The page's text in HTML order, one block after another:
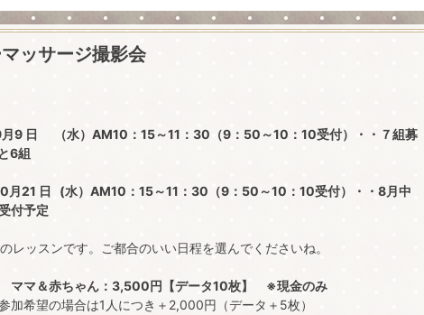
ッサージ撮影会
9 日 （水）AM10：15～11：30（9：50～10：10受付）・・７組募
6組
月21 日 (水）AM10：15～11：30（9：50～10：10受付）・・8月中
付予定
レッスンです。ご都合のいい日程を選んでくださいね。
ママ＆赤ちゃん：3,500円【データ10枚】 ※現金のみ
加希望の場合は1人につき＋2,000円（データ＋5枚）